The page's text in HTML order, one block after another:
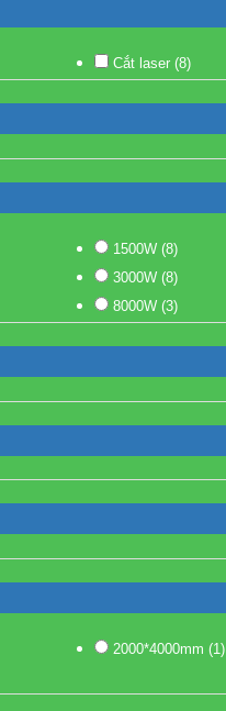
Cắt laser(8)
1500W(8)
3000W(8)
8000W(3)
2000*4000mm(1)